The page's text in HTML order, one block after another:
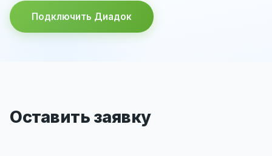
Подключить Диадок
Оставить заявку